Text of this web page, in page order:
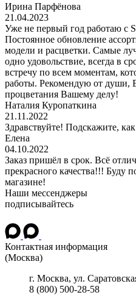
Ирина Парфёнова
21.04.2023
Уже не первый год работаю с
Постоянное обновление
модели и расцветки. Самые
одно удовольствие, всегда в
встречу по всем моментам,
работы. Рекомендую от души,
процветания Вашему делу!
Наталия Куропаткина
21.11.2022
Здравствуйте! Подскажите,
Елена
04.10.2022
Заказ пришёл в срок. Всё
прекрасного качества!!! Буду
магазине!
Наши мессенджеры
подписывайтесь
Контактная информация
(Москва)
г. Москва, ул.
8 (800) 500-28-58